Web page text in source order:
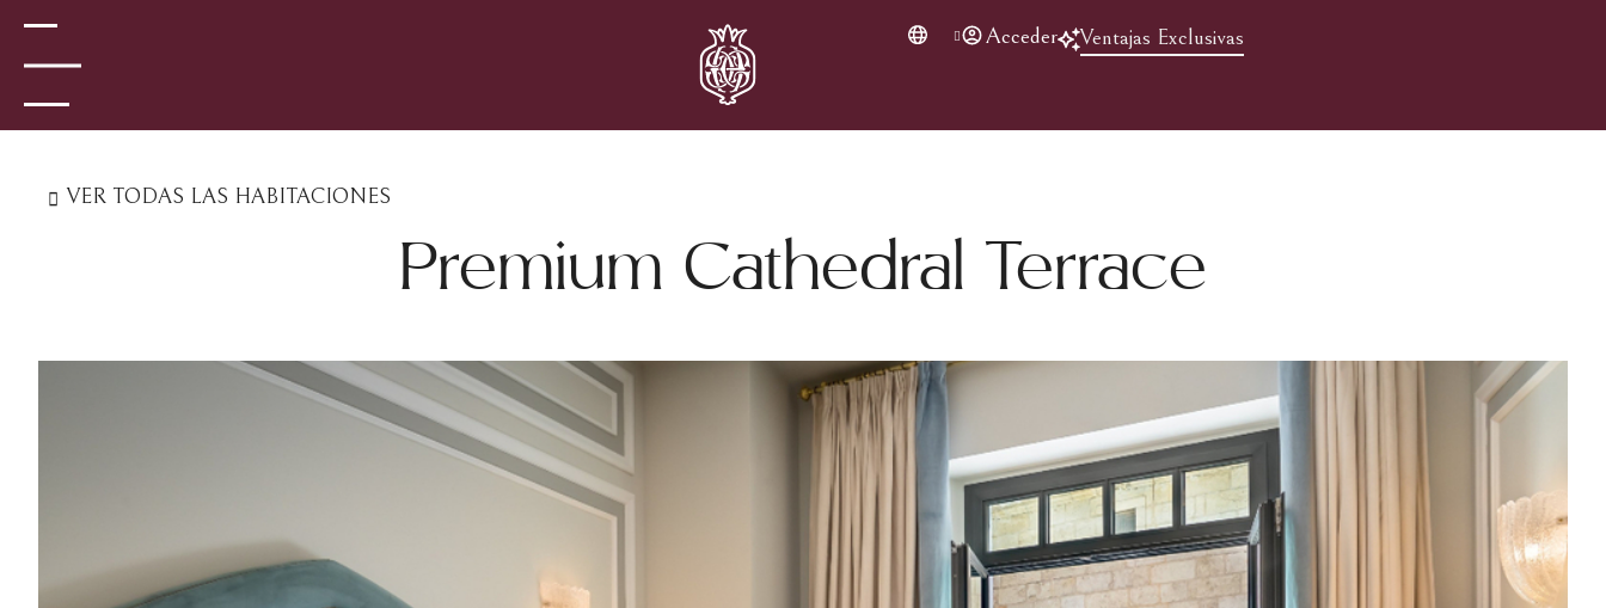
Acceder Ventajas Exclusivas
VER TODAS LAS HABITACIONES
Premium Cathedral Terrace